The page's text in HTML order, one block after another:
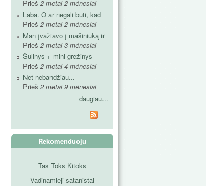
Prieš 2 metai 2 mėnesiai
Laba. O ar negali būti, kad
Prieš 2 metai 2 mėnesiai
Man įvažiavo į mašiniuką ir
Prieš 2 metai 3 mėnesiai
Šulinys + mini grežinys
Prieš 2 metai 4 mėnesiai
Net nebandžiau...
Prieš 2 metai 9 mėnesiai
daugiau...
Rekomenduoju
Tas Toks Kitoks
Vadinamieji satanistai